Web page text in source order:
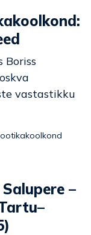
Boriss
vastastikku